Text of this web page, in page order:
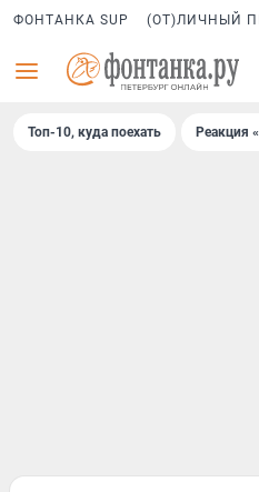
ФОНТАНКА SUP (ОТ)ЛИЧНЫЙ
Топ-10, куда поехать Реакция